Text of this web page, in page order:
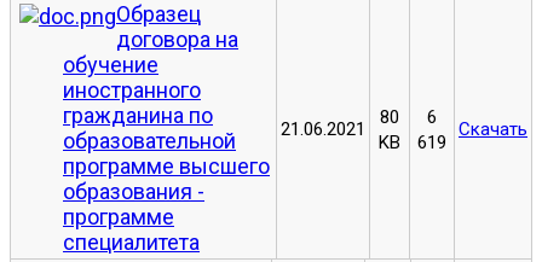
Образец
договора на
обучение
иностранного
гражданина по
образовательной
программе высшего
образования -
программе
специалитета
21.06.2021
80
KB
6
619
Скачать